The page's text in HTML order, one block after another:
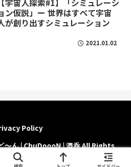
【宇宙人探索#1】「シミュレーシ
ン仮説」ー 世界はすべて宇宙
が創り出すシミュレーション
2021.01.02
Policy
ん | ChuDoooN | 酒呑 All Rights
Reserved.